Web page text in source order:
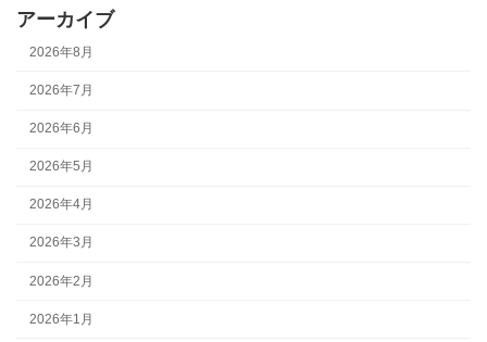
アーカイブ
2026年8月
2026年7月
2026年6月
2026年5月
2026年4月
2026年3月
2026年2月
2026年1月